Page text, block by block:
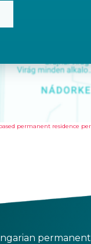
permanent